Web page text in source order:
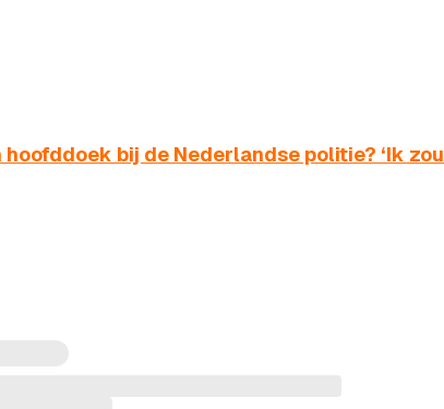
hoofddoek bij de Nederlandse politie? ‘Ik zou